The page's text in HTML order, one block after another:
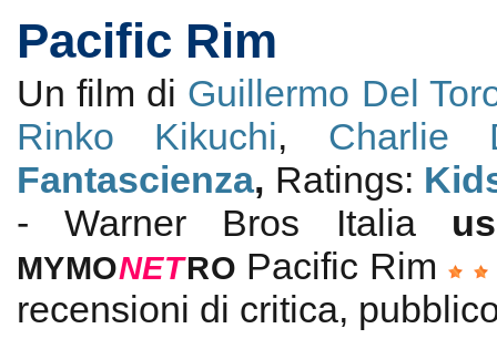
Pacific Rim
Un film di Guillermo Del
Rinko Kikuchi, Charlie
Fantascienza, Ratings:
- Warner Bros Italia
MYMONETRO Pacific Rim
recensioni di critica,